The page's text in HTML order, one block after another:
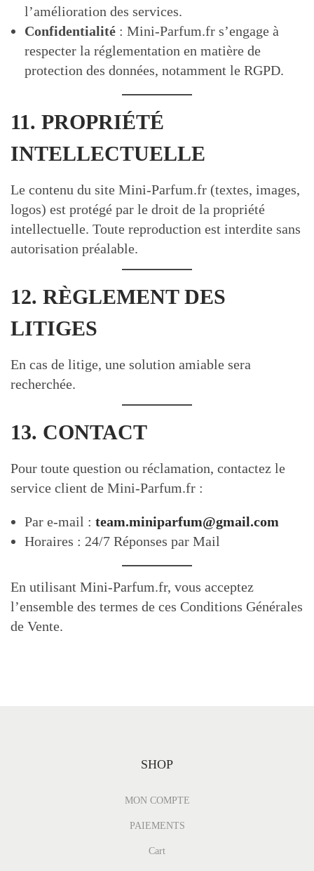
l’amélioration des services.
Confidentialité : Mini-Parfum.fr s’engage à
respecter la réglementation en matière de
protection des données, notamment le RGPD.
11. PROPRIÉTÉ
INTELLECTUELLE
Le contenu du site Mini-Parfum.fr (textes, images,
logos) est protégé par le droit de la propriété
intellectuelle. Toute reproduction est interdite sans
autorisation préalable.
12. RÈGLEMENT DES
LITIGES
En cas de litige, une solution amiable sera
recherchée.
13. CONTACT
Pour toute question ou réclamation, contactez le
service client de Mini-Parfum.fr :
Par e-mail : team.miniparfum@gmail.com
Horaires : 24/7 Réponses par Mail
En utilisant Mini-Parfum.fr, vous acceptez
l’ensemble des termes de ces Conditions Générales
de Vente.
SHOP
MON COMPTE
PAIEMENTS
Cart